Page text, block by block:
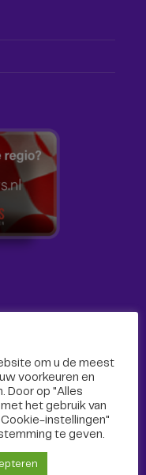
maar ook via social
om u de meest
voorkeuren en
Door op "Alles
het gebruik van
instellingen"
te geven.